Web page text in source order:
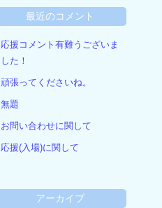
最近のコメント
応援コメント有難うございま
した！
頑張ってくださいね。
無題
お問い合わせに関して
応援(入場)に関して
アーカイブ